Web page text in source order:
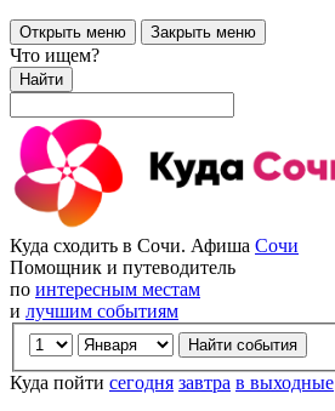
Открыть меню Закрыть меню
Что ищем?
Найти
Куда сходить в Сочи. Афиша Сочи
Помощник и путеводитель
по интересным местам
и лучшим событиям
Куда пойти сегодня завтра в выходные